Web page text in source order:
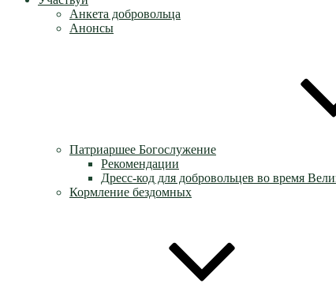
Анкета добровольца
Анонсы
Патриаршее Богослужение
Рекомендации
Дресс-код для добровольцев во время
Кормление бездомных